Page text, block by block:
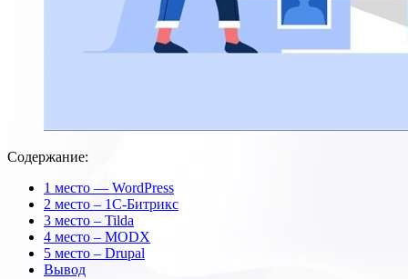
Содержание:
1 место — WordPress
2 место – 1С-Битрикс
3 место – Tilda
4 место – MODX
5 место – Drupal
Вывод